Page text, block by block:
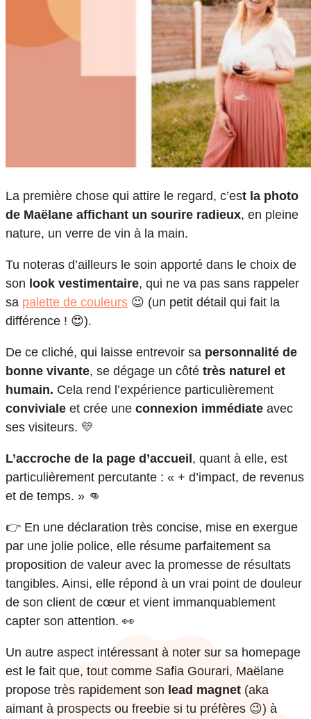
La première chose qui attire le regard, c’est la photo
de Maëlane affichant un sourire radieux, en pleine
nature, un verre de vin à la main.
Tu noteras d’ailleurs le soin apporté dans le choix de
son look vestimentaire, qui ne va pas sans rappeler
sa palette de couleurs 😉 (un petit détail qui fait la
différence ! 😍).
De ce cliché, qui laisse entrevoir sa personnalité de
bonne vivante, se dégage un côté très naturel et
humain. Cela rend l’expérience particulièrement
conviviale et crée une connexion immédiate avec
ses visiteurs. 💛
L’accroche de la page d’accueil, quant à elle, est
particulièrement percutante : « + d’impact, de revenus
et de temps. » 👊
👉 En une déclaration très concise, mise en exergue
par une jolie police, elle résume parfaitement sa
proposition de valeur avec la promesse de résultats
tangibles. Ainsi, elle répond à un vrai point de douleur
de son client de cœur et vient immanquablement
capter son attention. 👀
Un autre aspect intéressant à noter sur sa homepage
est le fait que, tout comme Safia Gourari, Maëlane
propose très rapidement son lead magnet (aka
aimant à prospects ou freebie si tu préfères 😉) à